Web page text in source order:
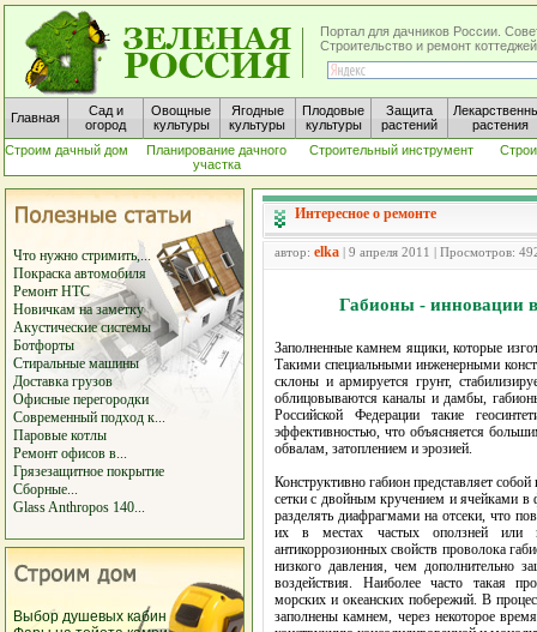
Портал для дачников России.
Строительство и ремонт
Главная
Сад и
огород
Овощные
культуры
Ягодные
культуры
Плодовые
культуры
Защита
растений
растения
Строим дачный дом
Планирование дачного
участка
Строительный инструмент
Что нужно стримить,...
Покраска автомобиля
Ремонт HTC
Новичкам на заметку
Акустические системы
Ботфорты
Стиральные машины
Доставка грузов
Офисные перегородки
Современный подход к...
Паровые котлы
Ремонт офисов в...
Грязезащитное покрытие
Сборные...
Glass Anthropos 140...
Выбор душевых кабин
Интересное о ремонте
автор: elka | 9 апреля 2011 | Просмотров:
Габионы - инновации
Заполненные камнем ящики, которые
Такими специальными инженерными
склоны и армируется грунт,
облицовываются каналы и дамбы,
Российской Федерации такие
эффективностью, что объясняется
обвалам, затоплением и эрозией.
Конструктивно габион представляет
сетки с двойным кручением и ячейками в
разделять диафрагмами на отсеки, что
их в местах частых оползней или
антикоррозионных свойств проволока
низкого давления, чем дополнительно
воздействия. Наиболее часто такая
морских и океанских побережий. В
заполнены камнем, через некоторое